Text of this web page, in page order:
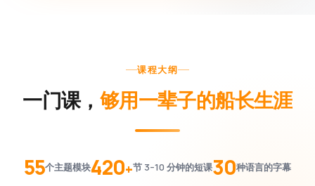
课程大纲
一门课， 够用一辈子的船长生涯
55个主题模块420+节 3–10 分钟的短课30种语言的字幕